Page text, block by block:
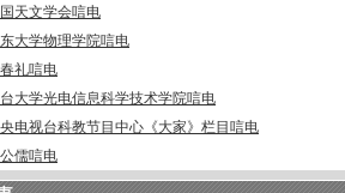
天文学会唁电
大学物理学院唁电
礼唁电
大学光电信息科学技术学院唁电
电视台科教节目中心《大家》栏目唁电
儒唁电